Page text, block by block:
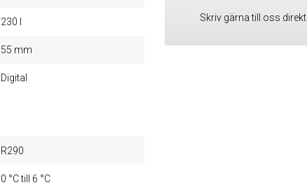
230 l
55 mm
Digital
R290
0 °C till 6 °C
Skriv gärna till oss direkt